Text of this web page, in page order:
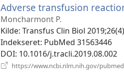
Adverse transfusion
Moncharmont P.
Kilde‎: Transfus Clin Biol
Indekseret‎: PubMed 31563446
DOI‎: 10.1016/j.tracli.2019.08.002
https://www.ncbi.nlm.nih.gov/